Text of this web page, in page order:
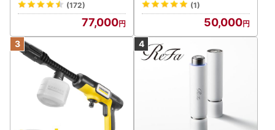
(172)
77,000
(1)
50,000